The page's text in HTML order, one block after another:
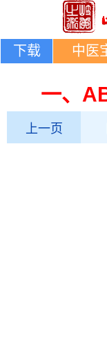
下载 中医
一、
上一页